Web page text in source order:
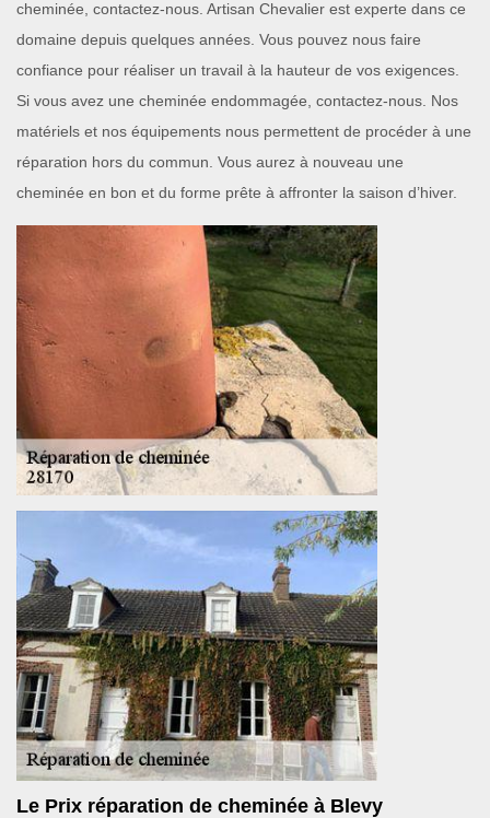
cheminée, contactez-nous. Artisan Chevalier est experte dans ce
domaine depuis quelques années. Vous pouvez nous faire
confiance pour réaliser un travail à la hauteur de vos exigences.
Si vous avez une cheminée endommagée, contactez-nous. Nos
matériels et nos équipements nous permettent de procéder à une
réparation hors du commun. Vous aurez à nouveau une
cheminée en bon et du forme prête à affronter la saison d’hiver.
Le Prix réparation de cheminée à Blevy